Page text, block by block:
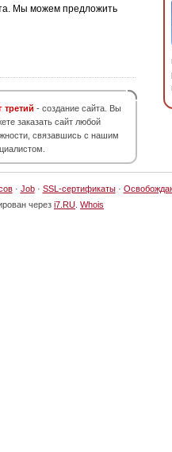
Мы можем предложить
третий - создание сайта. Вы
заказать сайт любой
связавшись с нашим
· Job· SSL-сертификаты·
через i7.RU Whois